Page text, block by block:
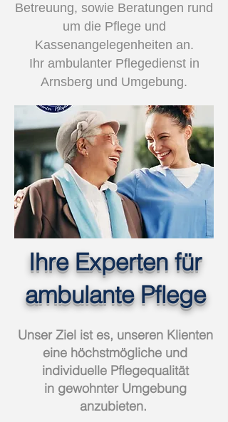
Betreuung, sowie Beratungen rund
um die Pflege und
Kassenangelegenheiten an.
Ihr ambulanter Pflegedienst in
Arnsberg und Umgebung.
Ihre Experten für
ambulante Pflege
Unser Ziel ist es, unseren Klienten
eine höchstmögliche und
individuelle Pflegequalität
in gewohnter Umgebung
anzubieten.